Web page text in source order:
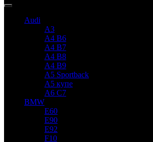
Audi
A3
A4 B6
A4 B7
A4 B8
A4 B9
A5 Sportback
A5 купе
A6 C7
BMW
E60
E90
E92
F10